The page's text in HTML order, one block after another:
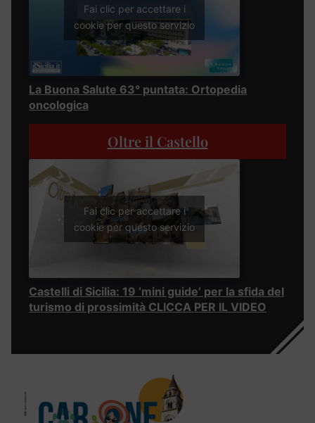
Fai clic per accettare i
cookie per questo servizio
La Buona Salute 63° puntata: Ortopedia
oncologica
Oltre il Castello
Fai clic per accettare i
cookie per questo servizio
Castelli di Sicilia: 19 ‘mini guide’ per la sfida del
turismo di prossimità CLICCA PER IL VIDEO